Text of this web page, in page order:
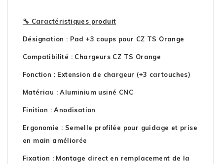
🔧 Caractéristiques produit
Désignation : Pad +3 coups pour CZ TS Orange
Compatibilité : Chargeurs CZ TS Orange
Fonction : Extension de chargeur (+3 cartouches)
Matériau : Aluminium usiné CNC
Finition : Anodisation
Ergonomie : Semelle profilée pour guidage et prise
en main améliorée
Fixation : Montage direct en remplacement de la